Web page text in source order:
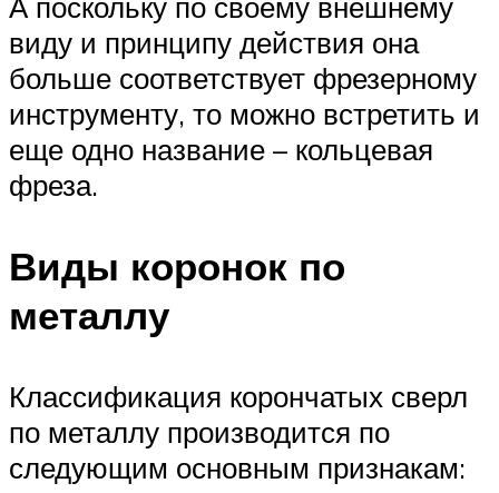
виду и принципу действия она
больше соответствует фрезерному
инструменту, то можно встретить и
еще одно название – кольцевая
фреза.
Виды коронок по
металлу
Классификация корончатых сверл
по металлу производится по
следующим основным признакам: